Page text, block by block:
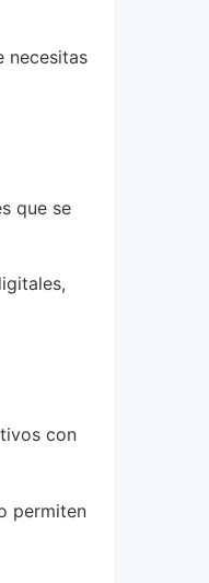
necesitas
que se
con
permiten